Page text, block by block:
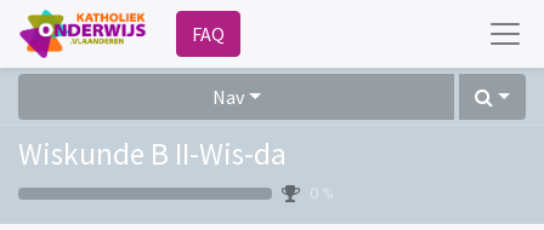
FAQ
Nav
Wiskunde B II-Wis-da
0 %